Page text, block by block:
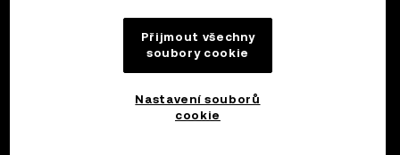
Přijmout všechny
soubory cookie
Nastavení souborů
cookie